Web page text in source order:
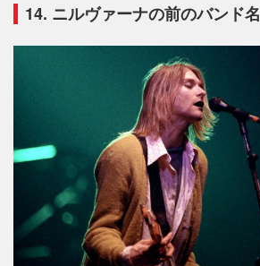
14. ニルヴァーナの前のバンド名